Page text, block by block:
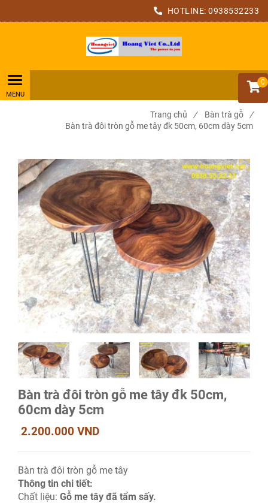
HOTLINE: 0938532233
0
Trang chủ / Bàn trà gỗ
/
Bàn trà đôi tròn gỗ me tây đk 50cm, 60cm dày 5cm
Bàn trà đôi tròn gỗ me tây đk 50cm,
60cm dày 5cm
2.200.000 VND
Bàn trà đôi tròn gỗ me tây
Thông tin chi tiết:
Chất liệu: Gỗ me tây đã tẩm sấy.